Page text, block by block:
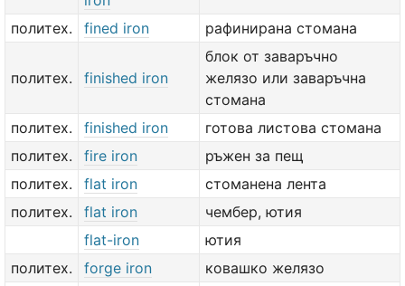
политех. fined iron рафинирана стомана
политех. finished iron
блок от заваръчно
желязо или заваръчна
стомана
политех.
finished iron
готова листова стомана
политех.
fire iron
ръжен за пещ
политех.
flat iron
стоманена лента
политех.
flat iron
чембер, ютия
flat-iron
ютия
политех.
forge iron
ковашко желязо